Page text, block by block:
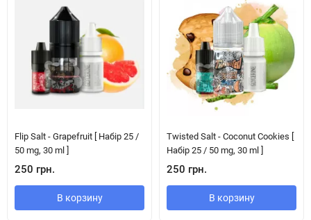
Flip Salt - Grapefruit [ Набір 25 /
50 mg, 30 ml ]
250 грн.
В корзину
Twisted Salt - Coconut Cookies [
Набір 25 / 50 mg, 30 ml ]
250 грн.
В корзину